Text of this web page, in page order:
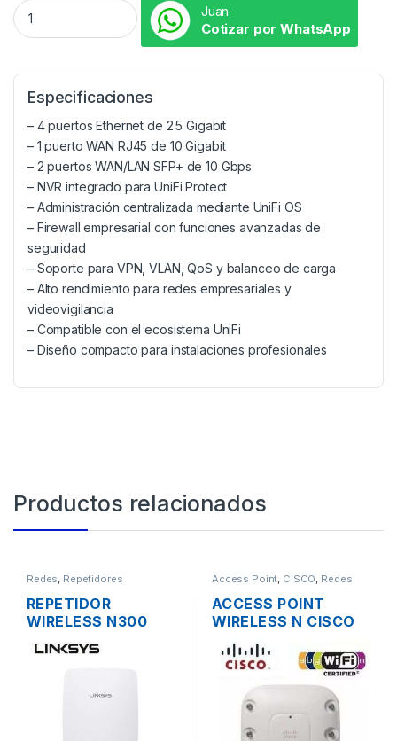
Juan
Cotizar por WhatsApp
Especificaciones
– 4 puertos Ethernet de 2.5 Gigabit
– 1 puerto WAN RJ45 de 10 Gigabit
– 2 puertos WAN/LAN SFP+ de 10 Gbps
– NVR integrado para UniFi Protect
– Administración centralizada mediante UniFi OS
– Firewall empresarial con funciones avanzadas de
seguridad
– Soporte para VPN, VLAN, QoS y balanceo de carga
– Alto rendimiento para redes empresariales y
videovigilancia
– Compatible con el ecosistema UniFi
– Diseño compacto para instalaciones profesionales
Productos relacionados
Redes, Repetidores
REPETIDOR
WIRELESS N300
LINKSYS RE3000W
DOS ANTENAS 1
10/1000MBPS
Access Point, CISCO, Redes
ACCESS POINT
WIRELESS N CISCO
AIRONET AIR-
AP1262N-A-K9 DUAL
BAND 600MBPS
GIGABIT SOPORTE
POE